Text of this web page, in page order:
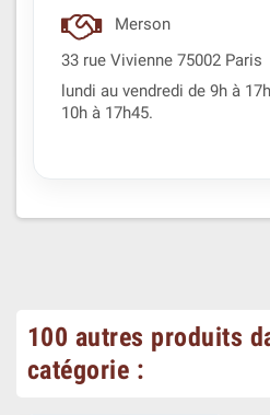
Merson
33 rue Vivienne 75002 Paris
lundi au vendredi de 9h à
10h à 17h45.
100 autres produits
catégorie :